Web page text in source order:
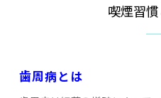
喫煙習
歯周病とは